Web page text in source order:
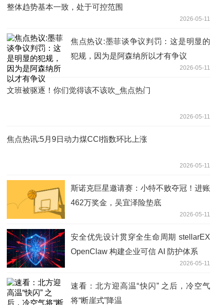
整体趋势基本一致，处于可控范围
2026-05-11
焦点热议:墨菲谈争议判罚：这是明显的
犯规，因为是阿森纳所以才有争议
2026-05-11
文班被驱逐！你们觉得该不该吹_焦点热门
2026-05-11
焦点热讯:5月9日动力煤CCI指数环比上涨
2026-05-11
斯诺克巨星邀请赛：小特不败夺冠！进账
462万奖金，吴宜泽险垫底
2026-05-11
安全优先设计贯穿全生命周期 stellarEX
OpenClaw 构建企业可信 AI 防护体系
2026-05-11
速看：北方迎高温“快闪” 之后，冷空气
将“断崖式”降温